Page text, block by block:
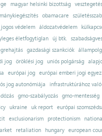
magyar helsinki bizottság
vesztegetés
obamacare
jogos védelem áldozatvédelem
életfogytiglan új btk.
gazdasági szankciók
jog öröklési jog uniós polgárság
európai jog európai emberi jogi
jog autonómiája
infrastruktúrához
gmo-szabályozás gmo-mentesség
ukraine uk report
európai
exclusionarism protectionism
retaliation hungary
european